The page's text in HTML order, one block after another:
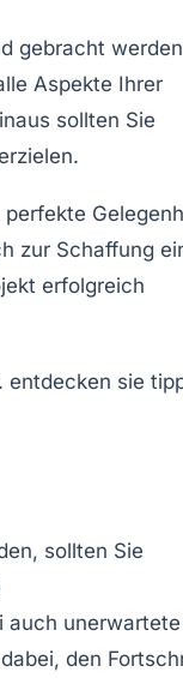
gebracht werden
Aspekte Ihrer
sollten Sie
zur Schaffung
erfolgreich
sollten Sie
auch unerwartete
den